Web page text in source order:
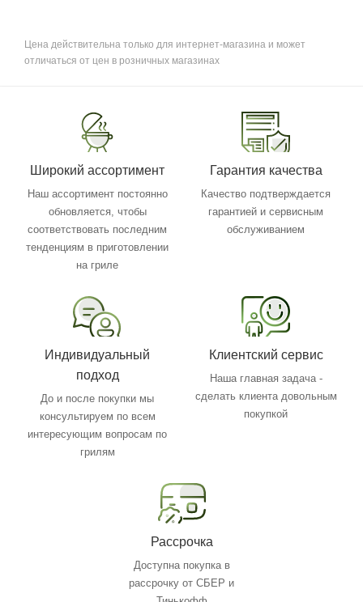
Цена действительна только для интернет-магазина и может
отличаться от цен в розничных магазинах
Широкий ассортимент
Наш ассортимент постоянно
обновляется, чтобы
соответствовать последним
тенденциям в приготовлении
на гриле
Гарантия качества
Качество подтверждается
гарантией и сервисным
обслуживанием
Индивидуальный
подход
До и после покупки мы
консультируем по всем
интересующим вопросам по
грилям
Клиентский сервис
Наша главная задача -
сделать клиента довольным
покупкой
Рассрочка
Доступна покупка в
рассрочку от СБЕР и